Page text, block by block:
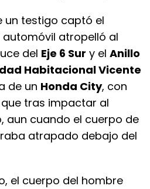
un testigo captó el
atropelló al
del Eje 6 Sur y el Anillo
Habitacional Vicente
de un Honda City, con
que tras impactar al
aun cuando el cuerpo de
atrapado debajo del
el cuerpo del hombre